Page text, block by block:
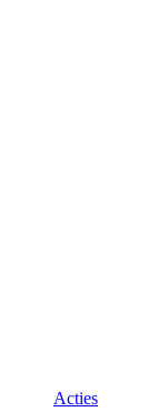
Acties